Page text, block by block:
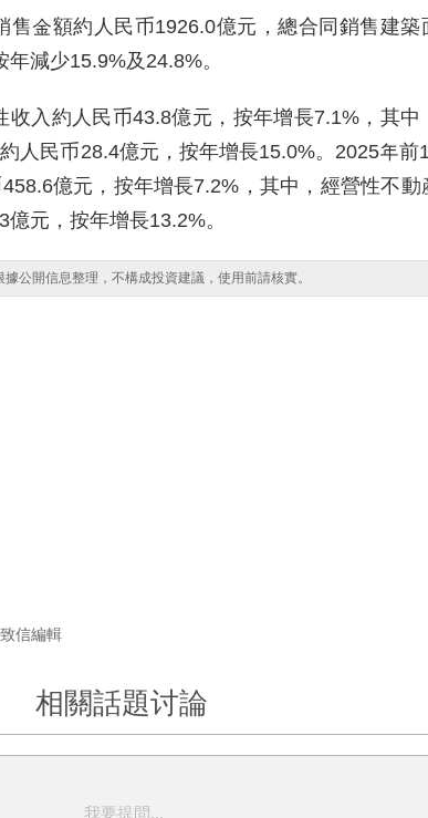
售金額約人民币1926.0億元，總合同銷售建築
減少15.9%及24.8%。
收入約人民币43.8億元，按年增長7.1%，其中
人民币28.4億元，按年增長15.0%。2025年前
億元，按年增長7.2%，其中，經營性不動
元，按年增長13.2%。
公開信息整理，不構成投資建議，使用前請核實。
致信編輯
相關話題讨論
我要提問...